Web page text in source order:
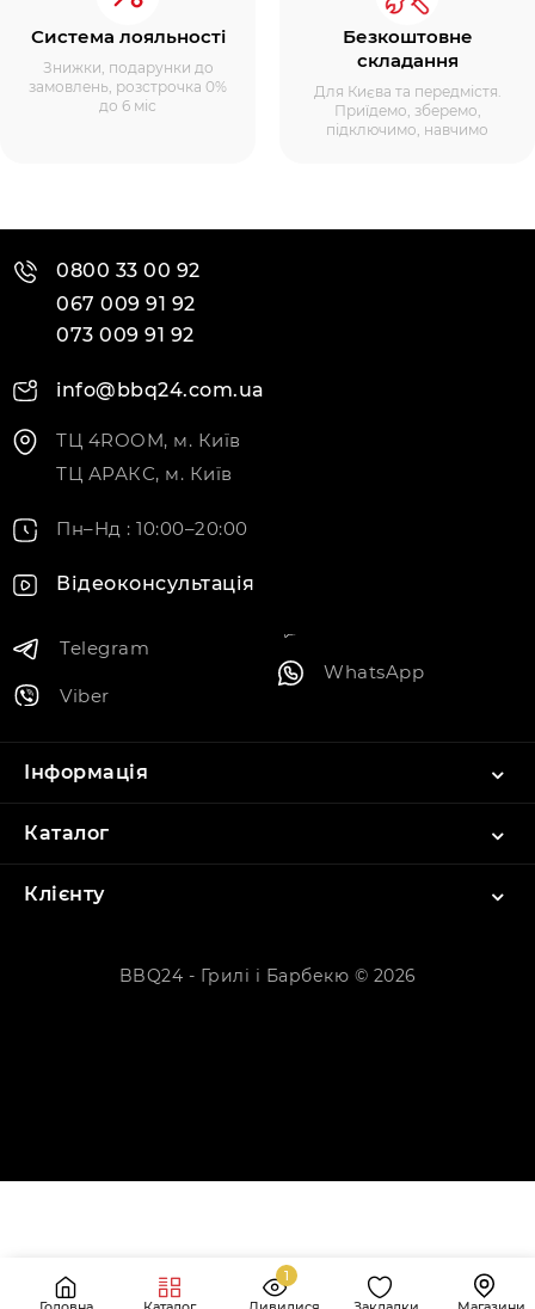
1
Система лояльності
Знижки, подарунки до
замовлень, розстрочка 0%
до 6 міс
Безкоштовне
складання
Для Києва та передмістя.
Приїдемо, зберемо,
підключимо, навчимо
0800 33 00 92
067 009 91 92
073 009 91 92
info@bbq24.com.ua
ТЦ 4ROOM, м. Київ
ТЦ АРАКС, м. Київ
Пн–Нд : 10:00–20:00
Відеоконсультація
Telegram
Viber
WhatsApp
Інформація
Каталог
Клієнту
BBQ24 - Грилі і Барбекю © 2026